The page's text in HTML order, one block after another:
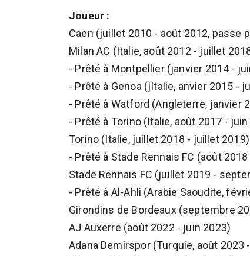
Joueur :
Caen (juillet 2010 - août 2012, passe
Milan AC (Italie, août 2012 - juillet
- Prêté à Montpellier (janvier 2014 -
- Prêté à Genoa (jItalie, anvier 2015 -
- Prêté à Watford (Angleterre, janvier
- Prêté à Torino (Italie, août 2017 -
Torino (Italie, juillet 2018 - juillet 2019)
- Prêté à Stade Rennais FC (août
Stade Rennais FC (juillet 2019 -
- Prêté à Al-Ahli (Arabie Saoudite,
Girondins de Bordeaux (septembre
AJ Auxerre (août 2022 - juin 2023)
Adana Demirspor (Turquie, août 2023